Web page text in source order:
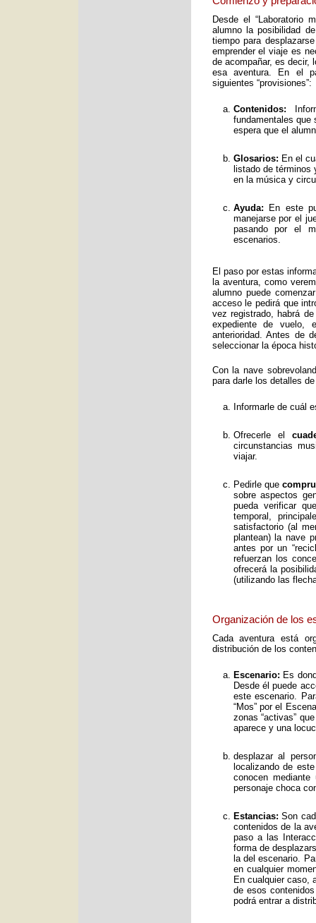
Desde el “Laboratorio
alumno la posibilidad
tiempo para
emprender el viaje es
de acompañar, es decir,
esa aventura. En el
siguientes “provisiones”:
Contenidos:
fundamentales que
espera que el
Glosarios: En el
listado de
en la música y
Ayuda: En este
manejarse por el
pasando por el
escenarios.
El paso por estas
la aventura, como
alumno puede
acceso le pedirá que
vez registrado, habrá
expediente de vuelo,
anterioridad. Antes de
seleccionar la época
Con la nave
para darle los detalles
Informarle de cuál
Ofrecerle el
circunstancias
viajar.
Pedirle que
sobre aspectos
pueda verificar
temporal,
satisfactorio (al
plantean) la nave
antes por un
refuerzan los
ofrecerá la
(utilizando las
Organización de los
Cada aventura está
distribución de los
Escenario: Es
Desde él puede
este escenario.
“Mos” por el
zonas “activas”
aparece y una
desplazar al
localizando de
conocen
personaje choca
Estancias: Son
contenidos de la
paso a las
forma de
la del escenario.
en cualquier
En cualquier caso,
de esos
podrá entrar a